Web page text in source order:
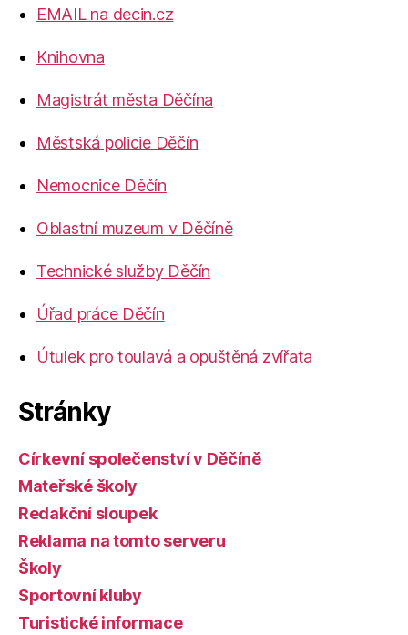
EMAIL na decin.cz
Knihovna
Magistrát města Děčína
Městská policie Děčín
Nemocnice Děčín
Oblastní muzeum v Děčíně
Technické služby Děčín
Úřad práce Děčín
Útulek pro toulavá a opuštěná zvířata
Stránky
Církevní společenství v Děčíně
Mateřské školy
Redakční sloupek
Reklama na tomto serveru
Školy
Sportovní kluby
Turistické informace